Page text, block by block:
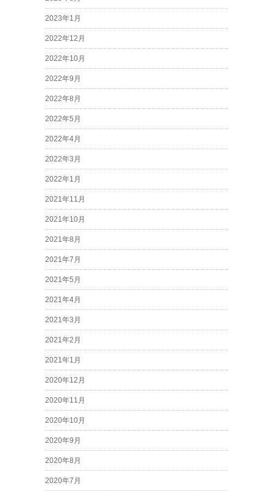
2023年1月
2022年12月
2022年10月
2022年9月
2022年8月
2022年5月
2022年4月
2022年3月
2022年1月
2021年11月
2021年10月
2021年8月
2021年7月
2021年5月
2021年4月
2021年3月
2021年2月
2021年1月
2020年12月
2020年11月
2020年10月
2020年9月
2020年8月
2020年7月